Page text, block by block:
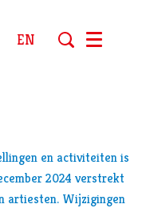
EN Menu
en activiteiten is
2024 verstrekt
artiesten. Wijzigingen